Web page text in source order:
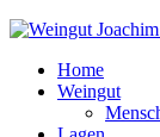
Home
Weingut